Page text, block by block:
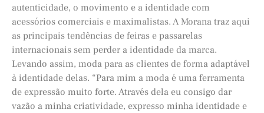
autenticidade, o movimento e a identidade com
acessórios comerciais e maximalistas. A Morana traz aqui
as principais tendências de feiras e passarelas
internacionais sem perder a identidade da marca.
Levando assim, moda para as clientes de forma adaptável
à identidade delas. “Para mim a moda é uma ferramenta
de expressão muito forte. Através dela eu consigo dar
vazão a minha criatividade, expresso minha identidade e